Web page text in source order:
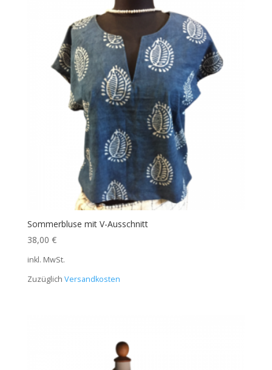
Sommerbluse mit V-Ausschnitt
38,00 €
inkl. MwSt.
Zuzüglich Versandkosten